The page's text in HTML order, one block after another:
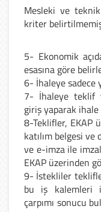
Mesleki ve
kriter
5- Ekonomik
esasına göre
6- İhaleye sadece
7- İhaleye teklif
giriş yaparak
8-Teklifler, EKAP
katılım belgesi
ve e-imza ile
EKAP üzerinden
9- İstekliler
bu iş kalemleri
çarpımı sonucu